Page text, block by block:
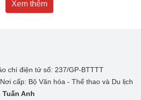
Xem thêm
chí điện tử số: 237/GP-BTTTT
cấp: Bộ Văn hóa - Thể thao và Du lịch
Tuấn Anh